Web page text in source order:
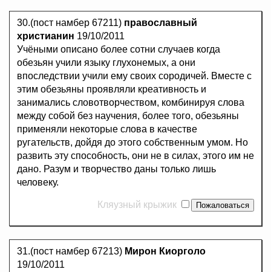
30.(пост намбер 67211) православный
христианин 19/10/2011
Учёными описано более сотни случаев когда
обезьян учили языку глухонемых, а они
впоследствии учили ему своих сородичей. Вместе с
этим обезьяны проявляли креативность и
занимались словотворчеством, комбинируя слова
между собой без научения, более того, обезьяны
применяли некоторые слова в качестве
ругательств, дойдя до этого собственным умом. Но
развить эту способность, они не в силах, этого им не
дано. Разум и творчество даны только лишь
человеку.
Кляузный крыжик
31.(пост намбер 67213) Мирон Киорголо
19/10/2011